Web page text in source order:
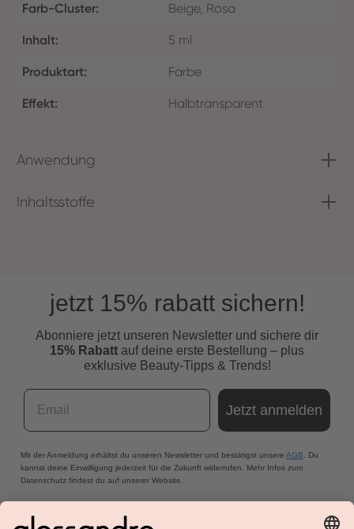
Farb-Cluster: Beige, Rosa
Inhalt: 5 ml
Produktart: Farbe
Effekt: Halbtransparent
Anwendung
Inhaltsstoffe
jetzt 15% rabatt sichern!
Abonniere jetzt unseren Newsletter und sichere dir
15% Rabatt auf deine erste Bestellung – plus
exklusive Beauty-Tipps & Trends!
Email
Jetzt anmelden
Mit der Anmeldung erhältst du unseren Newsletter und bestätigst unsere AGB . Du
kannst deine Einwilligung jederzeit für die Zukunft widerrufen. Mehr Infos zum
Datenschutz findest du auf unserer Website.